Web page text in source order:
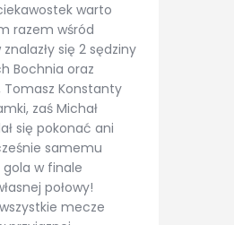
warto
razem wśród
się 2 sędziny
Bochnia oraz
Tomasz Konstanty
zaś Michał
się pokonać ani
samemu
w finale
połowy!
mecze